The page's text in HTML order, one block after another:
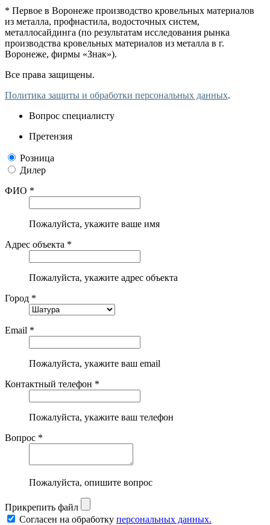
* Первое в Воронеже производство кровельных материалов
из металла, профнастила, водосточных систем,
металлосайдинга (по результатам исследования рынка
производства кровельных материалов из металла в г.
Воронеже, фирмы «Знак»).
Все права защищены.
Политика защиты и обработки персональных данных.
Вопрос специалисту
Претензия
Розница
Дилер
ФИО *
Пожалуйста, укажите ваше имя
Адрес объекта *
Пожалуйста, укажите адрес объекта
Город *
Email *
Пожалуйста, укажите ваш email
Контактный телефон *
Пожалуйста, укажите ваш телефон
Вопрос *
Пожалуйста, опишите вопрос
Прикрепить файл
Согласен на обработку персональных данных.